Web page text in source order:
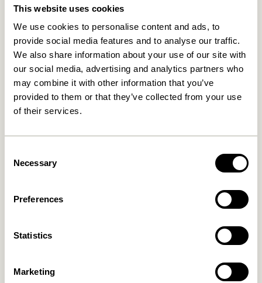
This website uses cookies
We use cookies to personalise content and ads, to
provide social media features and to analyse our traffic.
We also share information about your use of our site with
our social media, advertising and analytics partners who
may combine it with other information that you’ve
provided to them or that they’ve collected from your use
of their services.
Selection
Necessary
Preferences
Statistics
Marketing
Relaterede varer